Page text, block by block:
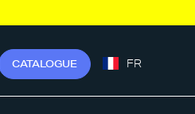
CATALOGUE FR